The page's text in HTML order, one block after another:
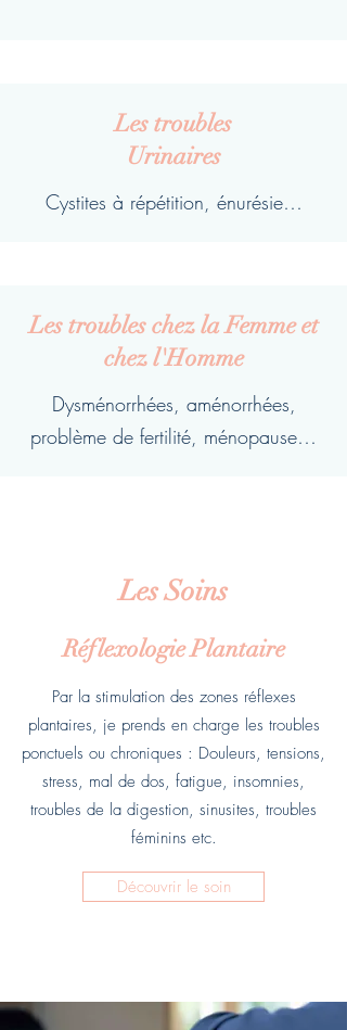
Les troubles
Urinaires
Cystites à répétition, énurésie…
Les troubles chez la Femme et
chez l'Homme
Dysménorrhées, aménorrhées,
problème de fertilité, ménopause…
Réflexologie Plantaire
Par la stimulation des zones réflexes
plantaires, je prends en charge les troubles
ponctuels ou chroniques : Douleurs, tensions,
stress, mal de dos, fatigue, insomnies,
troubles de la digestion, sinusites, troubles
féminins etc.
Découvrir le soin
Les Soins